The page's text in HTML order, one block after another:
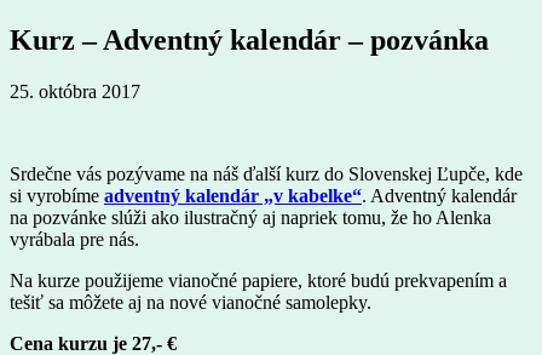
Kurz – Adventný kalendár – pozvánka
25. októbra 2017
Srdečne vás pozývame na náš ďalší kurz do Slovenskej Ľupče, kde
si vyrobíme adventný kalendár „v kabelke“. Adventný kalendár
na pozvánke slúži ako ilustračný aj napriek tomu, že ho Alenka
vyrábala pre nás.
Na kurze použijeme vianočné papiere, ktoré budú prekvapením a
tešiť sa môžete aj na nové vianočné samolepky.
Cena kurzu je 27,- €